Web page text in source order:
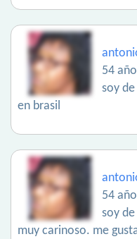
54
soy
en brasil
54
soy
muy carinoso. me